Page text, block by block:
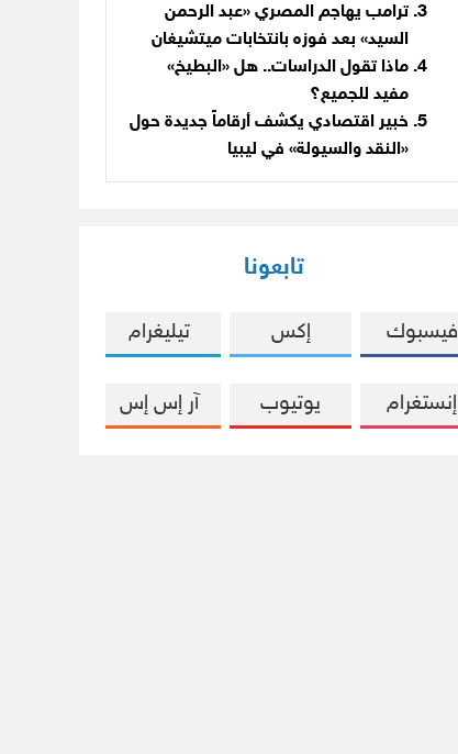
ترامب يهاجم المصري «عبد الرحمن
السيد» بعد فوزه بانتخابات ميتشيغان
ماذا تقول الدراسات.. هل «البطيخ»
مفيد للجميع؟
خبير اقتصادي يكشف أرقاماً جديدة حول
«النقد والسيولة» في ليبيا
تابعونا
فيسبوك إكس تيليغرام
إنستغرام يوتيوب آر إس إس